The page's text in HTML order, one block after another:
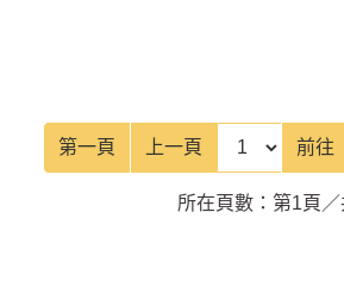
第一頁 上一頁 前往頁 前往
所在頁數：第1頁／